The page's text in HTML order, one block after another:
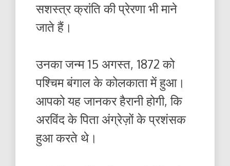
सशस्त्र क्रांति की प्रेरणा भी माने
जाते हैं।
उनका जन्म 15 अगस्त, 1872 को
पश्चिम बंगाल के कोलकाता में हुआ।
आपको यह जानकर हैरानी होगी, कि
अरविंद के पिता अंग्रेज़ों के प्रशंसक
हुआ करते थे।